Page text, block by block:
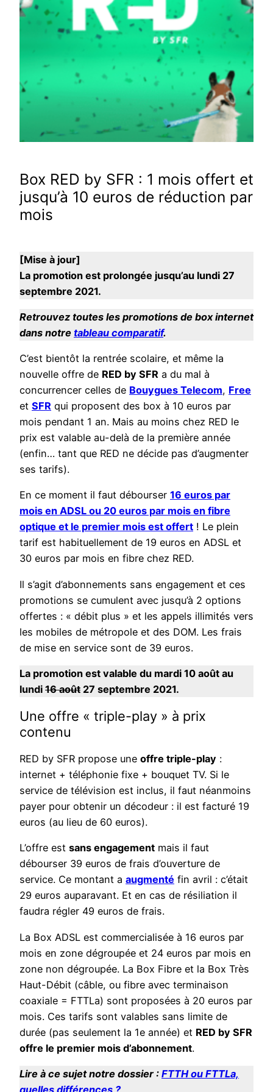
Box RED by SFR : 1 mois offert et
jusqu’à 10 euros de réduction par
mois
[Mise à jour]
La promotion est prolongée jusqu’au lundi 27
septembre 2021.
Retrouvez toutes les promotions de box internet
dans notre tableau comparatif.
C’est bientôt la rentrée scolaire, et même la
nouvelle offre de RED by SFR a du mal à
concurrencer celles de Bouygues Telecom, Free
et SFR qui proposent des box à 10 euros par
mois pendant 1 an. Mais au moins chez RED le
prix est valable au-delà de la première année
(enfin… tant que RED ne décide pas d’augmenter
ses tarifs).
En ce moment il faut débourser 16 euros par
mois en ADSL ou 20 euros par mois en fibre
optique et le premier mois est offert ! Le plein
tarif est habituellement de 19 euros en ADSL et
30 euros par mois en fibre chez RED.
Il s’agit d’abonnements sans engagement et ces
promotions se cumulent avec jusqu’à 2 options
offertes : « débit plus » et les appels illimités vers
les mobiles de métropole et des DOM. Les frais
de mise en service sont de 39 euros.
La promotion est valable du mardi 10 août au
lundi 16 août 27 septembre 2021.
Une offre « triple-play » à prix
contenu
RED by SFR propose une offre triple-play :
internet + téléphonie fixe + bouquet TV. Si le
service de télévision est inclus, il faut néanmoins
payer pour obtenir un décodeur : il est facturé 19
euros (au lieu de 60 euros).
L’offre est sans engagement mais il faut
débourser 39 euros de frais d’ouverture de
service. Ce montant a augmenté fin avril : c’était
29 euros auparavant. Et en cas de résiliation il
faudra régler 49 euros de frais.
La Box ADSL est commercialisée à 16 euros par
mois en zone dégroupée et 24 euros par mois en
zone non dégroupée. La Box Fibre et la Box Très
Haut-Débit (câble, ou fibre avec terminaison
coaxiale = FTTLa) sont proposées à 20 euros par
mois. Ces tarifs sont valables sans limite de
durée (pas seulement la 1e année) et RED by SFR
offre le premier mois d’abonnement.
Lire à ce sujet notre dossier : FTTH ou FTTLa,
quelles différences ?